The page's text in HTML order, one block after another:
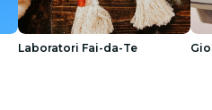
Laboratori Fai-da-Te